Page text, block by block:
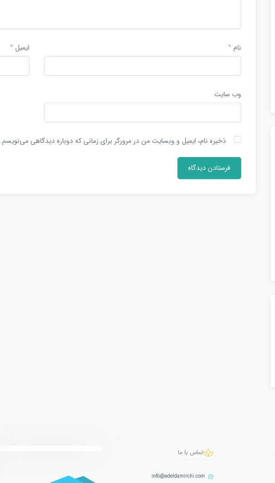
نام * ایمیل *
وب‌ سایت
ذخیره نام، ایمیل و وبسایت من در مرورگر برای زمانی که دوباره دیدگاهی می‌نویسم.
تماس با ما
info@adeldamirchi.com